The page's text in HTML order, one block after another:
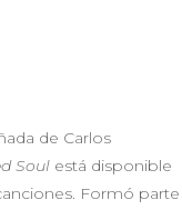
de Carlos
Soul está disponible
Formó parte